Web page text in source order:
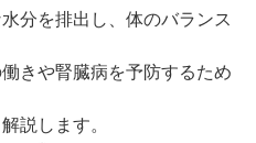
分を排出し、体のバランス
きや腎臓病を予防するため
説します。